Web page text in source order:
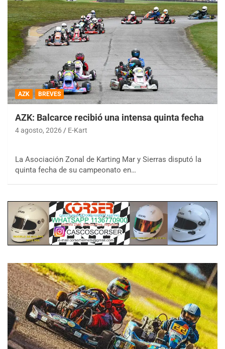
AZK BREVES
AZK: Balcarce recibió una intensa quinta fecha
4 agosto, 2026 E-Kart
La Asociación Zonal de Karting Mar y Sierras disputó la
quinta fecha de su campeonato en…